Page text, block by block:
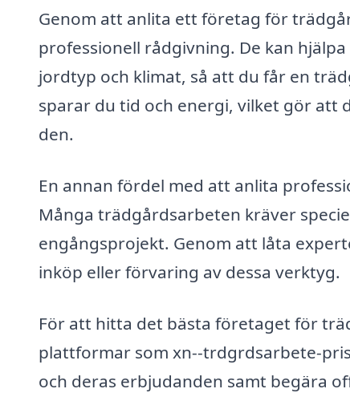
Genom att anlita ett företag för
professionell rådgivning. De kan
jordtyp och klimat, så att du får en
sparar du tid och energi, vilket gör att
den.
En annan fördel med att anlita
Många trädgårdsarbeten kräver
engångsprojekt. Genom att låta
inköp eller förvaring av dessa verktyg.
För att hitta det bästa företaget för
plattformar som xn--trdgrdsarbete-
och deras erbjudanden samt begära